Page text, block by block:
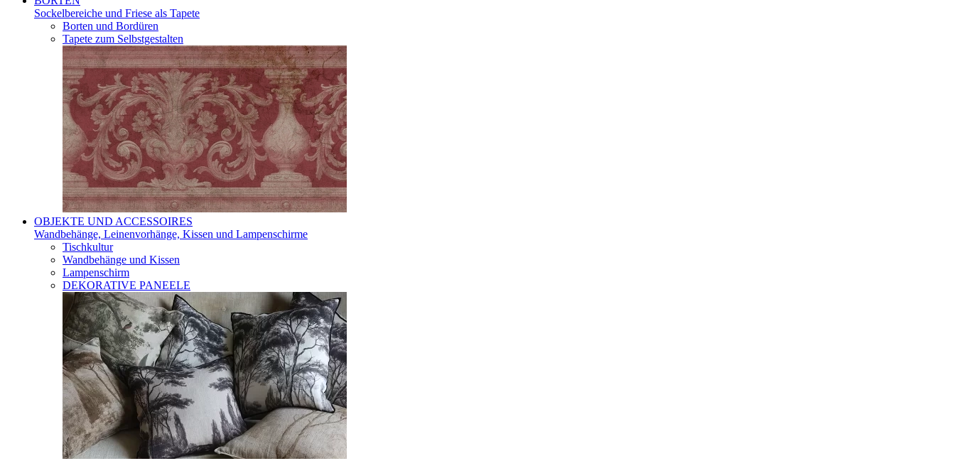
Sockelbereiche und Friese als Tapete
Borten und Bordüren
Tapete zum Selbstgestalten
OBJEKTE UND ACCESSOIRES
Wandbehänge, Leinenvorhänge, Kissen und Lampenschirme
Tischkultur
Wandbehänge und Kissen
Lampenschirm
DEKORATIVE PANEELE